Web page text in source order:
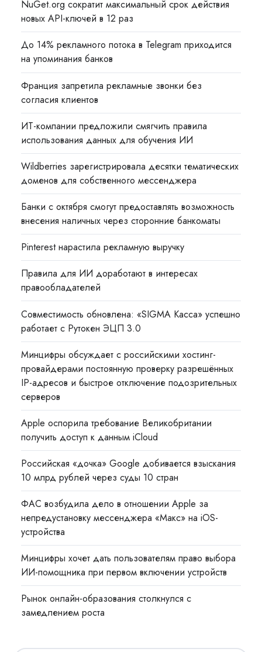
NuGet.org сократит максимальный срок действия
новых API-ключей в 12 раз
До 14% рекламного потока в Telegram приходится
на упоминания банков
Франция запретила рекламные звонки без
согласия клиентов
ИТ-компании предложили смягчить правила
использования данных для обучения ИИ
Wildberries зарегистрировала десятки тематических
доменов для собственного мессенджера
Банки с октября смогут предоставлять возможность
внесения наличных через сторонние банкоматы
Pinterest нарастила рекламную выручку
Правила для ИИ доработают в интересах
правообладателей
Совместимость обновлена: «SIGMA Касса» успешно
работает с Рутокен ЭЦП 3.0
Минцифры обсуждает с российскими хостинг-
провайдерами постоянную проверку разрешённых
IP-адресов и быстрое отключение подозрительных
серверов
Apple оспорила требование Великобритании
получить доступ к данным iCloud
Российская «дочка» Google добивается взыскания
10 млрд рублей через суды 10 стран
ФАС возбудила дело в отношении Apple за
непредустановку мессенджера «Макс» на iOS-
устройства
Минцифры хочет дать пользователям право выбора
ИИ-помощника при первом включении устройств
Рынок онлайн-образования столкнулся с
замедлением роста